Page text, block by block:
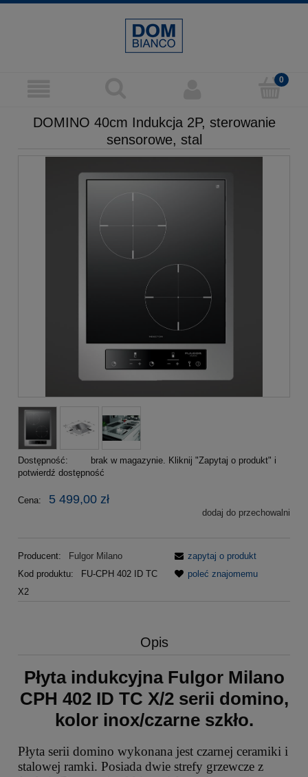
DOMINO 40cm Indukcja 2P, sterowanie
sensorowe, stal
Dostępność:
brak w magazynie. Kliknij "Zapytaj o produkt" i
potwierdź dostępność
Cena: 5 499,00 zł
dodaj do przechowalni
Producent:
Fulgor Milano
Kod produktu:
FU-CPH 402 ID TC
X2
zapytaj o produkt
poleć znajomemu
Opis
Płyta indukcyjna Fulgor Milano
CPH 402 ID TC X/2 serii domino,
kolor inox/czarne szkło.
Płyta serii domino wykonana jest czarnej ceramiki i
stalowej ramki. Posiada dwie strefy grzewcze z